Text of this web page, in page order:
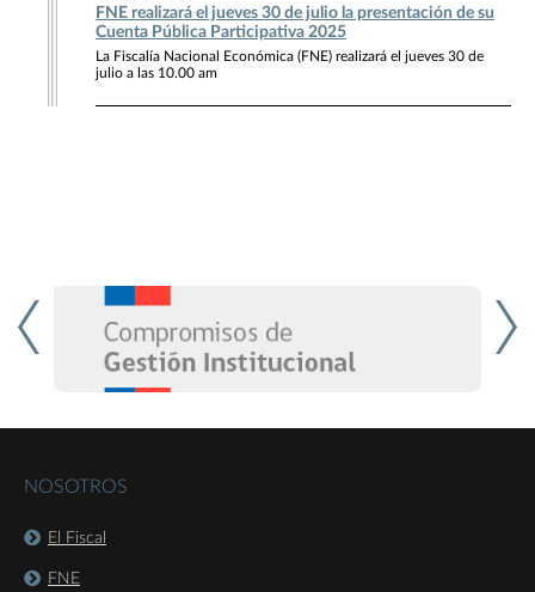
FNE realizará el jueves 30 de julio la presentación de su
Cuenta Pública Participativa 2025
La Fiscalía Nacional Económica (FNE) realizará el jueves 30 de
julio a las 10.00 am
NOSOTROS
El Fiscal
FNE